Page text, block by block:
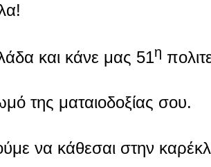
και κάνε μας 51η
της ματαιοδοξίας σου.
να κάθεσαι στην